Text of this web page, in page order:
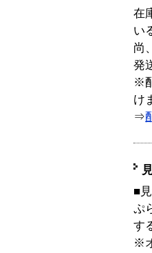
在
い
尚
発
※
け
⇒
■
ぷ
す
※